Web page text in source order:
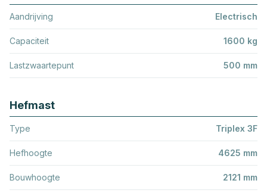
Aandrijving Electrisch
Capaciteit 1600 kg
Lastzwaartepunt 500 mm
Hefmast
Type Triplex 3F
Hefhoogte 4625 mm
Bouwhoogte 2121 mm